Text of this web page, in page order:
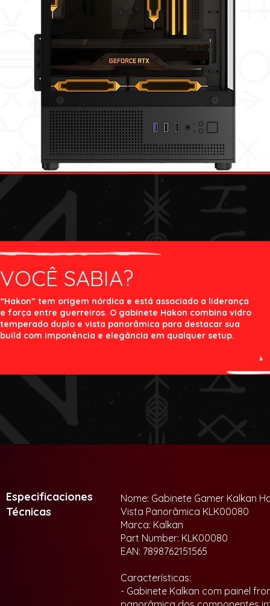
VOCÊ SABIA?
“Hakon” tem origem nórdica e está associado a liderança
e força entre guerreiros. O gabinete Hakon combina vidro
temperado duplo e vista panorâmica para destacar sua
build com imponência e elegância em qualquer setup.
Especificaciones
Técnicas
Nome: Gabinete Gamer Kalkan
Vista Panorâmica KLK00080
Marca: Kalkan
Part Number: KLK00080
EAN: 7898762151565
Características:
- Gabinete Kalkan com painel